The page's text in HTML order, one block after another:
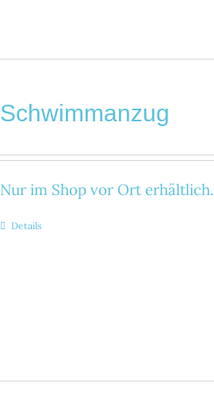
Schwimmanzug
Nur im Shop vor Ort erhältlich.
Details